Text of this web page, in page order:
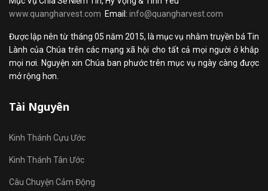
www.quangharvest.com Email: info@quangharvest.com
Được lập nên từ tháng 05 năm 2015, là mục vụ nhằm truyền bá Tin
Lành của Chúa trên các mạng xã hội cho tất cả mọi người ở khắp
mọi nơi. Nguyện xin Chúa ban phước trên mục vụ ngày càng được
mở rộng hơn.
Tài Nguyên
Kinh Thánh Cựu Ước
Kinh Thánh Tân Ước
Câu Chuyện Cảm Động